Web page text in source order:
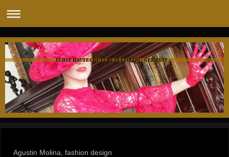
ECHTE HAUTE COUTURE IN LEIPZIG - GERMANY
Agustin Molina, fashion design